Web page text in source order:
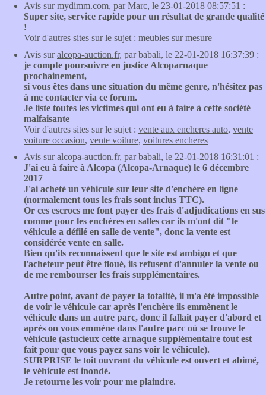
Avis surmydimm.com, par Marc, le 23-01-2018 08:57:51 :
Super site, service rapide pour un résultat de grande qualité
!
Voir d'autres sites sur le sujet : meubles sur mesure
Avis suralcopa-auction.fr, par babali, le 22-01-2018 16:37:39 :
je compte poursuivre en justice Alcoparnaque
prochainement,
si vous êtes dans une situation du même genre, n'hésitez pas
à me contacter via ce forum.
Je liste toutes les victimes qui ont eu à faire à cette société
malfaisante
Voir d'autres sites sur le sujet : vente aux encheres auto, vente
voiture occasion, vente voiture, voitures encheres
Avis suralcopa-auction.fr, par babali, le 22-01-2018 16:31:01 :
J'ai eu à faire à Alcopa (Alcopa-Arnaque) le 6 décembre
2017
J'ai acheté un véhicule sur leur site d'enchère en ligne
(normalement tous les frais sont inclus TTC).
Or ces escrocs me font payer des frais d'adjudications en sus
comme pour les enchères en salles car ils m'ont dit "le
véhicule a défilé en salle de vente", donc la vente est
considérée vente en salle.
Bien qu'ils reconnaissent que le site est ambigu et que
l'acheteur peut être floué, ils refusent d'annuler la vente ou
de me rembourser les frais supplémentaires.
Autre point, avant de payer la totalité, il m'a été impossible
de voir le véhicule car après l'enchère ils emmènent le
véhicule dans un autre parc, donc il fallait payer d'abord et
après on vous emmène dans l'autre parc où se trouve le
véhicule (astucieux cette arnaque supplémentaire tout est
fait pour que vous payez sans voir le véhicule).
SURPRISE le toit ouvrant du véhicule est ouvert et abimé,
le véhicule est inondé.
Je retourne les voir pour me plaindre.